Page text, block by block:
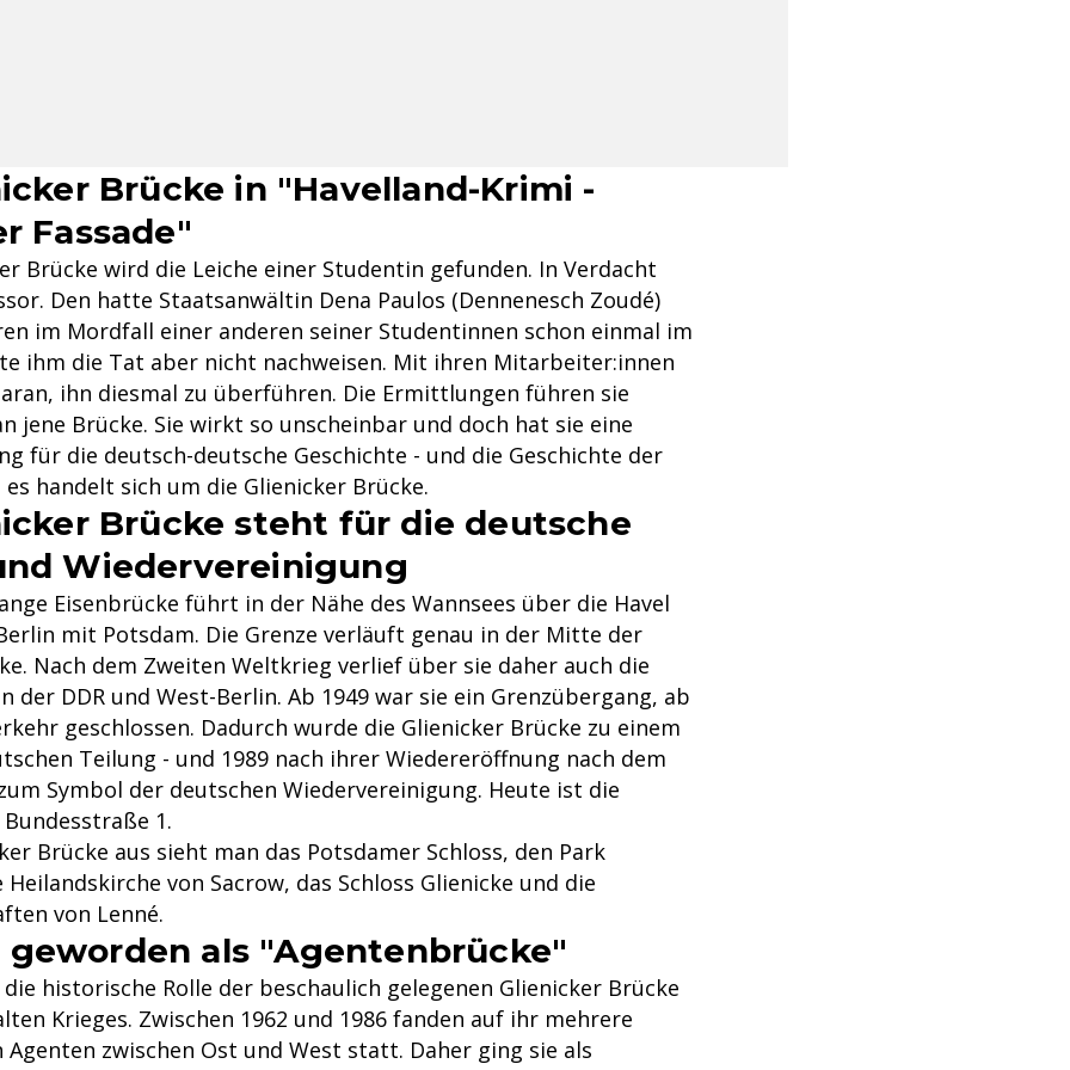
Brücke in "Havelland-Krimi -
Fassade"
Brücke wird die Leiche einer Studentin gefunden. In Verdacht
Den hatte Staatsanwältin Dena Paulos (Dennenesch Zoudé)
im Mordfall einer anderen seiner Studentinnen schon einmal im
ihm die Tat aber nicht nachweisen. Mit ihren Mitarbeiter:innen
ihn diesmal zu überführen. Die Ermittlungen führen sie
jene Brücke. Sie wirkt so unscheinbar und doch hat sie eine
für die deutsch-deutsche Geschichte - und die Geschichte der
handelt sich um die Glienicker Brücke.
Brücke steht für die deutsche
Wiedervereinigung
Eisenbrücke führt in der Nähe des Wannsees über die Havel
mit Potsdam. Die Grenze verläuft genau in der Mitte der
Nach dem Zweiten Weltkrieg verlief über sie daher auch die
der DDR und West-Berlin. Ab 1949 war sie ein Grenzübergang, ab
geschlossen. Dadurch wurde die Glienicker Brücke zu einem
Teilung - und 1989 nach ihrer Wiedereröffnung nach dem
Symbol der deutschen Wiedervereinigung. Heute ist die
1.
Brücke aus sieht man das Potsdamer Schloss, den Park
von Sacrow, das Schloss Glienicke und die
von Lenné.
als "Agentenbrücke"
historische Rolle der beschaulich gelegenen Glienicker Brücke
Krieges. Zwischen 1962 und 1986 fanden auf ihr mehrere
Agenten zwischen Ost und West statt. Daher ging sie als